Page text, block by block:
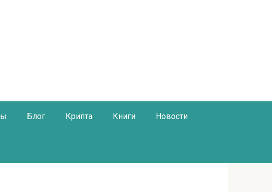
Блог Крипта Книги Новости